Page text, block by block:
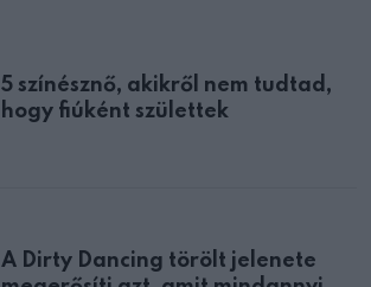
5 színésznő, akikről nem tudtad,
hogy fiúként születtek
A Dirty Dancing törölt jelenete